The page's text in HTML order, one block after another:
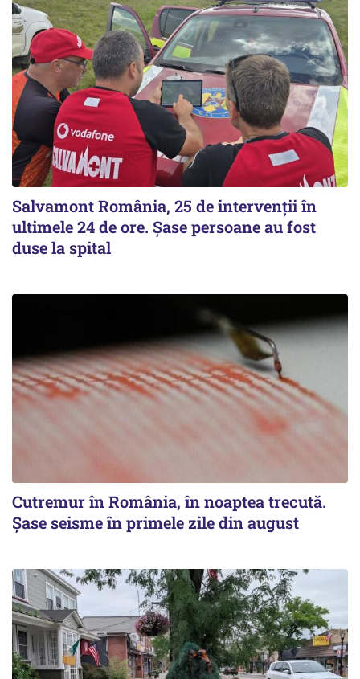
Salvamont România, 25 de intervenții în
ultimele 24 de ore. Șase persoane au fost
duse la spital
Cutremur în România, în noaptea trecută.
Șase seisme în primele zile din august